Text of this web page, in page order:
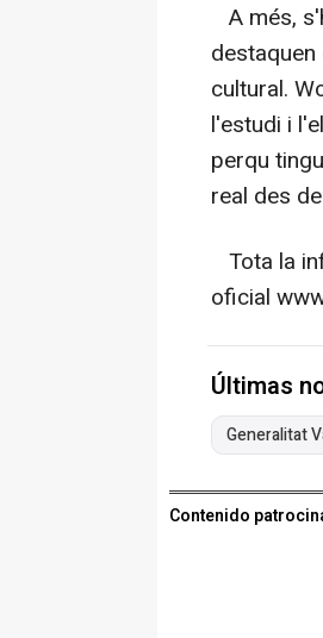
A més,
cultural.
l'estudi i
perqu
real des
Tota la
oficial
Últimas
Generalitat
Contenido